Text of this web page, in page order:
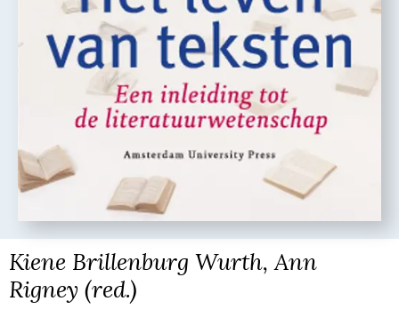
Kiene Brillenburg Wurth, Ann
Rigney (red.)